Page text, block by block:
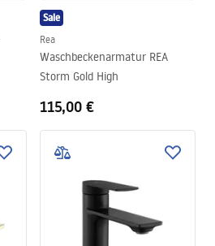
Sale
Rea
Waschbeckenarmatur REA
Storm Gold High
115,00 €